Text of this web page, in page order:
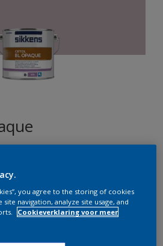
you agree to the storing of cookies
navigation, analyze site usage, and
Cookieverklaring voor meer